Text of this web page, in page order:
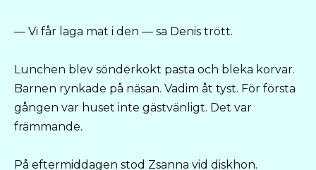
— Vi får laga mat i den — sa Denis trött.
Lunchen blev sönderkokt pasta och bleka korvar.
Barnen rynkade på näsan. Vadim åt tyst. För första
gången var huset inte gästvänligt. Det var
främmande.
På eftermiddagen stod Zsanna vid diskhon.